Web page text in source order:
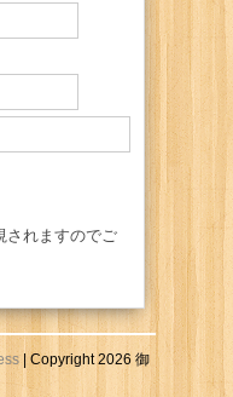
されますのでご
| Copyright 2026 御